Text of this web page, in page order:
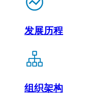
发展历程
组织架构